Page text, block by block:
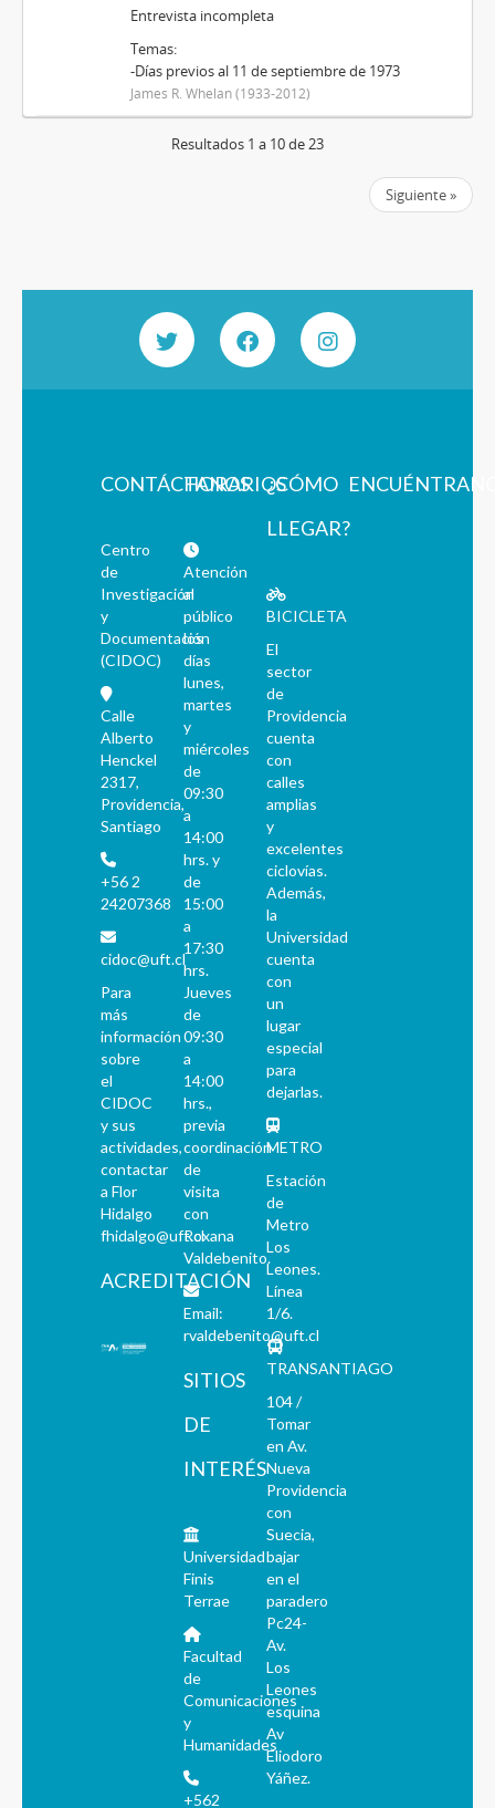
Entrevista incompleta
Temas:
-Días previos al 11 de septiembre de 1973
James R. Whelan (1933-2012)
Resultados 1 a 10 de 23
Siguiente »
CONTÁCTANOS
Centro
de
Investigación
y
Documentación
(CIDOC)
Calle
Alberto
Henckel
2317,
Providencia,
Santiago
+56 2
24207368
cidoc@uft.cl
Para
más
información
sobre
el
CIDOC
y sus
actividades,
contactar
a Flor
Hidalgo
fhidalgo@uft.cl
ACREDITACIÓN
HORARIOS
Atención
al
público
los
días
lunes,
martes
y
miércoles
de
09:30
a
14:00
hrs. y
de
15:00
a
17:30
hrs.
Jueves
de
09:30
a
14:00
hrs.,
previa
coordinación
de
visita
con
Roxana
Valdebenito.
Email:
rvaldebenito@uft.cl
SITIOS
DE
INTERÉS
Universidad
Finis
Terrae
Facultad
de
Comunicaciones
y
Humanidades
+562
¿CÓMO
LLEGAR?
BICICLETA
El
sector
de
Providencia
cuenta
con
calles
amplias
y
excelentes
ciclovías.
Además,
la
Universidad
cuenta
con
un
lugar
especial
para
dejarlas.
METRO
Estación
de
Metro
Los
Leones.
Línea
1/6.
TRANSANTIAGO
104 /
Tomar
en Av.
Nueva
Providencia
con
Suecia,
bajar
en el
paradero
Pc24-
Av.
Los
Leones
esquina
Av
Eliodoro
Yáñez.